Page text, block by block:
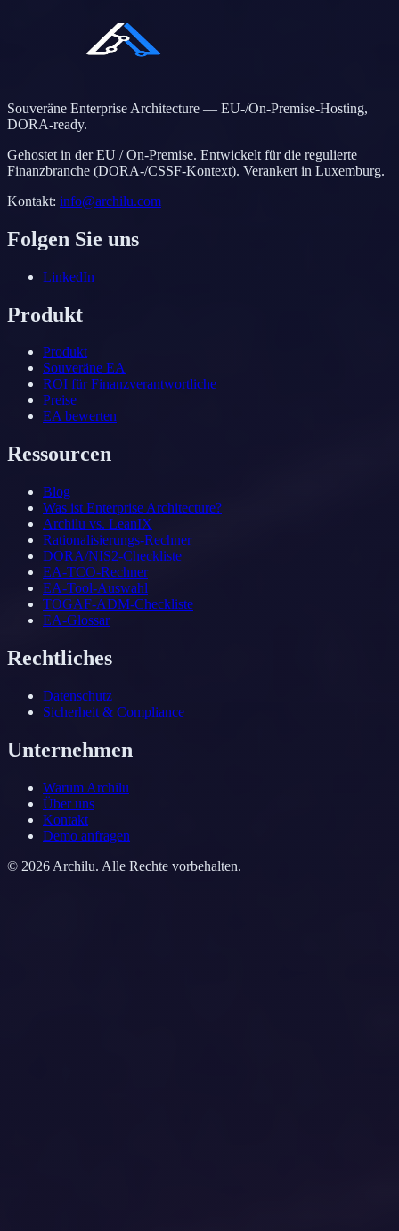
Souveräne Enterprise Architecture — EU-/On-Premise-Hosting,
DORA-ready.
Gehostet in der EU / On-Premise. Entwickelt für die regulierte
Finanzbranche (DORA-/CSSF-Kontext). Verankert in Luxemburg.
Kontakt: info@archilu.com
Folgen Sie uns
LinkedIn
Produkt
Produkt
Souveräne EA
ROI für Finanzverantwortliche
Preise
EA bewerten
Ressourcen
Blog
Was ist Enterprise Architecture?
Archilu vs. LeanIX
Rationalisierungs-Rechner
DORA/NIS2-Checkliste
EA-TCO-Rechner
EA-Tool-Auswahl
TOGAF-ADM-Checkliste
EA-Glossar
Rechtliches
Datenschutz
Sicherheit & Compliance
Unternehmen
Warum Archilu
Über uns
Kontakt
Demo anfragen
© 2026 Archilu. Alle Rechte vorbehalten.